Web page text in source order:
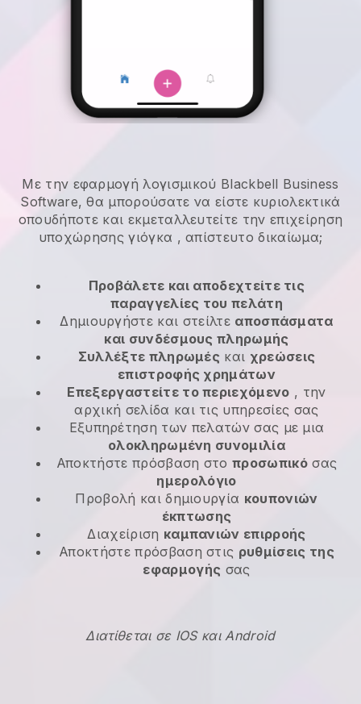
Με την εφαρμογή λογισμικού Blackbell Business
Software, θα μπορούσατε να είστε κυριολεκτικά
οπουδήποτε και εκμεταλλευτείτε την επιχείρηση
υποχώρησης γιόγκα , απίστευτο δικαίωμα;
Προβάλετε και αποδεχτείτε τις
παραγγελίες του πελάτη
Δημιουργήστε και στείλτε αποσπάσματα
και συνδέσμους πληρωμής
Συλλέξτε πληρωμές και χρεώσεις
επιστροφής χρημάτων
Επεξεργαστείτε το περιεχόμενο , την
αρχική σελίδα και τις υπηρεσίες σας
Εξυπηρέτηση των πελατών σας με μια
ολοκληρωμένη συνομιλία
Αποκτήστε πρόσβαση στοπροσωπικόσας
ημερολόγιο
Προβολή και δημιουργία κουπονιών
έκπτωσης
Διαχείριση καμπανιών επιρροής
Αποκτήστε πρόσβαση στις ρυθμίσεις της
εφαρμογής σας
Διατίθεται σε IOS και Android